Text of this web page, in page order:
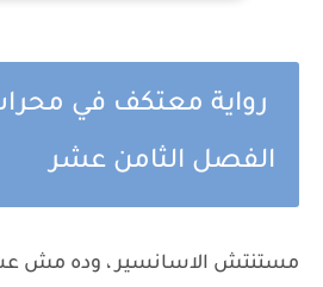
رواية معتكف في
الفصل الثامن عشر
مستنتش الاسانسير ، وده مش